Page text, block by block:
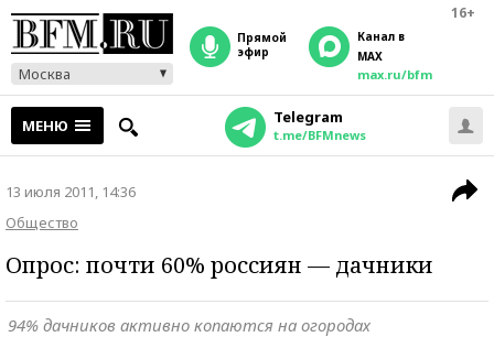
16+
Москва
прямой
эфир
Канал в
MAX
max.ru/bfm
МЕНЮ Telegram
t.me/BFMnews
13 июля 2011, 14:36
Общество
Опрос: почти 60% россиян — дачники
94% дачников активно копаются на огородах